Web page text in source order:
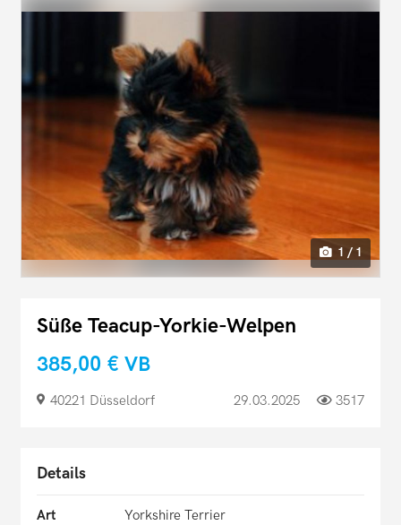
1 / 1
Süße Teacup-Yorkie-Welpen
385,00 € VB
40221 Düsseldorf 29.03.2025 3517
Details
Art
Yorkshire Terrier